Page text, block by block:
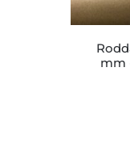
rodda cob micro – tira led ultradelgada 3
mm